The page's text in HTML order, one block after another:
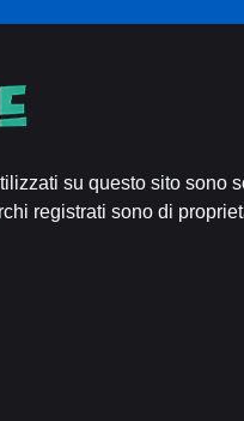
su questo sito sono
registrati sono di